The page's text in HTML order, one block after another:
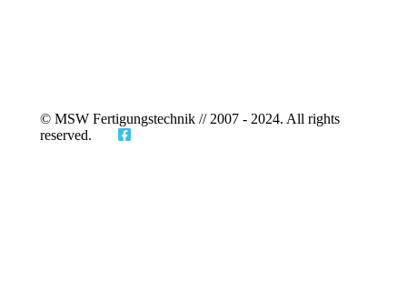
© MSW Fertigungstechnik // 2007 - 2024. All rights
reserved.